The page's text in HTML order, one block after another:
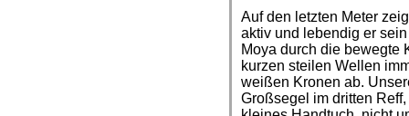
Auf den letzten Meter
aktiv und lebendig er
Moya durch die bewegte
kurzen steilen Wellen
weißen Kronen ab.
Großsegel im dritten